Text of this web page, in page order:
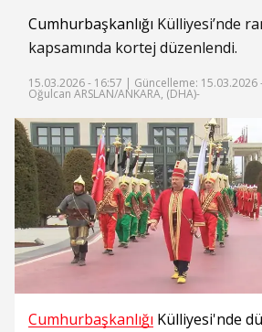
Cumhurbaşkanlığı Külliyesi’nde
kapsamında kortej düzenlendi.
15.03.2026 - 16:57 | Güncelleme: 15.03.2026
Oğulcan ARSLAN/ANKARA, (DHA)-
Cumhurbaşkanlığı Külliyesi'nde